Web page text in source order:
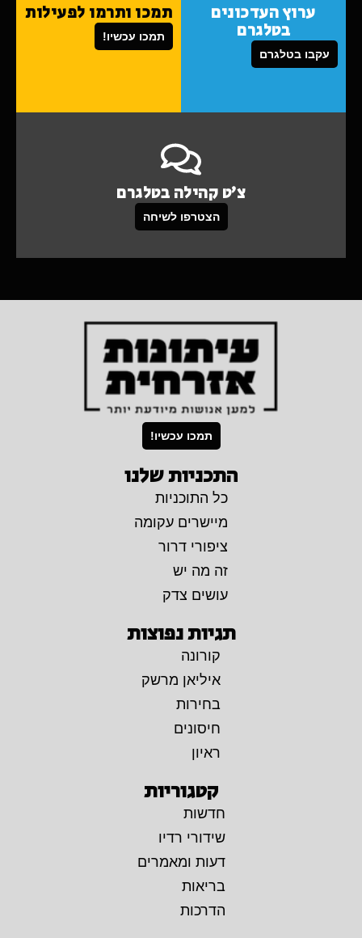
ערוץ העדכונים
בטלגרם
עקבו בטלגרם
תמכו ותרמו לפעילות
תמכו עכשיו!
צ'ט קהילה בטלגרם
הצטרפו לשיחה
תמכו עכשיו!
התכניות שלנו
כל התוכניות
מיישרים עקומה
ציפורי דרור
זה מה יש
עושים צדק
תגיות נפוצות
קורונה
איליאן מרשק
בחירות
חיסונים
ראיון
קטגוריות
חדשות
שידורי רדיו
דעות ומאמרים
בריאות
הדרכות